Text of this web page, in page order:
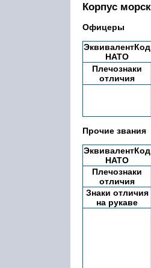
Корпус
Офицеры
ЭквивалентКод
НАТО
Плечознаки
отличия
Прочие звания
ЭквивалентКод
НАТО
Плечознаки
отличия
Знаки отличия
на рукаве